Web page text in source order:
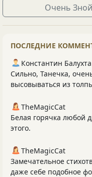
Очень
ПОСЛЕДНИЕ
Константин Балухта
Сильно, Танечка,
высовываться из
TheMagicCat
Белая горячка любой
этого.
TheMagicCat
Замечательное
даже себе подобное